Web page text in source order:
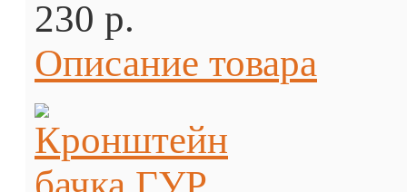
230 p.
Описание товара